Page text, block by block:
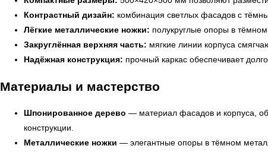
Контрастный дизайн: комбинация светлых фасадов с
Лёгкие металлические ножки: полукруглые опоры в
Закруглённая верхняя часть: мягкие линии корпуса
Надёжная конструкция: прочный каркас обеспечивает
Материалы и мастерство
Шпонированное дерево — материал фасадов и корпуса,
конструкции.
Металлические ножки — элегантные опоры в тёмном